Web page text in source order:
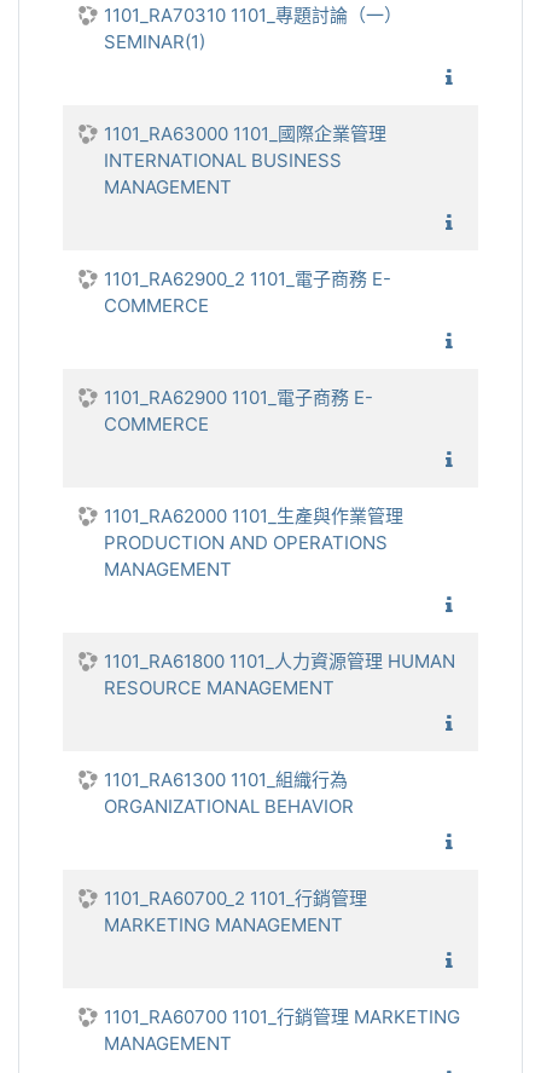
1101_RA70310 1101_專題討論（一）
SEMINAR(1)
1101_RA63000 1101_國際企業管理
INTERNATIONAL BUSINESS
MANAGEMENT
1101_RA62900_2 1101_電子商務 E-
COMMERCE
1101_RA62900 1101_電子商務 E-
COMMERCE
1101_RA62000 1101_生產與作業管理
PRODUCTION AND OPERATIONS
MANAGEMENT
1101_RA61800 1101_人力資源管理 HUMAN
RESOURCE MANAGEMENT
1101_RA61300 1101_組織行為
ORGANIZATIONAL BEHAVIOR
1101_RA60700_2 1101_行銷管理
MARKETING MANAGEMENT
1101_RA60700 1101_行銷管理 MARKETING
MANAGEMENT